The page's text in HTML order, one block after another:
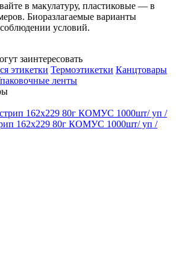
в макулатуру, пластиковые — в
Биоразлагаемые варианты
условий.
заинтересовать
этикетки Термоэтикетки Канцтовары
ленты
162х229 80г КОМУС 1000шт/ уп /